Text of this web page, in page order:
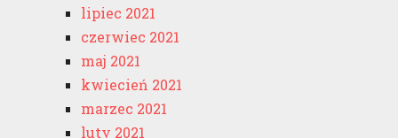
lipiec 2021
czerwiec 2021
maj 2021
kwiecień 2021
marzec 2021
luty 2021